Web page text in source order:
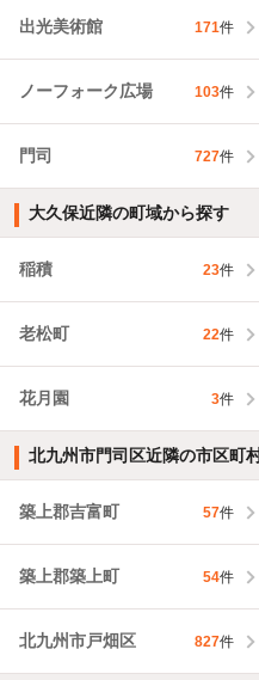
出光美術館 171件
ノーフォーク広場 103件
門司 727件
大久保近隣の町域から探す
稲積 23件
老松町 22件
花月園 3件
北九州市門司区近隣の市区町
築上郡吉富町 57件
築上郡築上町 54件
北九州市戸畑区 827件